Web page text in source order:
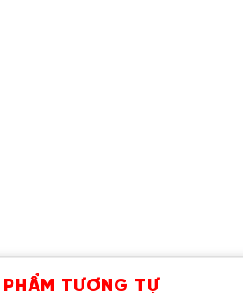
PHẨM TƯƠNG TỰ